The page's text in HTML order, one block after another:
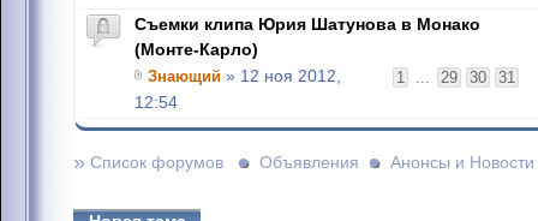
Съемки клипа Юрия Шатунова в Монако
(Монте-Карло)
1 ... 29 30 31
Знающий » 12 ноя 2012,
12:54
» Список форумов Объявления Анонсы и Новости